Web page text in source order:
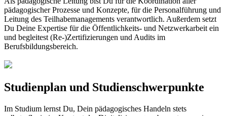
pädagogischer Prozesse und Konzepte, für die Personalführung und
Leitung des Teilhabemanagements verantwortlich. Außerdem setzt
Du Deine Expertise für die Öffentlichkeits- und Netzwerkarbeit ein
und begleitest (Re-)Zertifizierungen und Audits im
Berufsbildungsbereich.
Studienplan und Studienschwerpunkte
Im Studium lernst Du, Dein pädagogisches Handeln stets